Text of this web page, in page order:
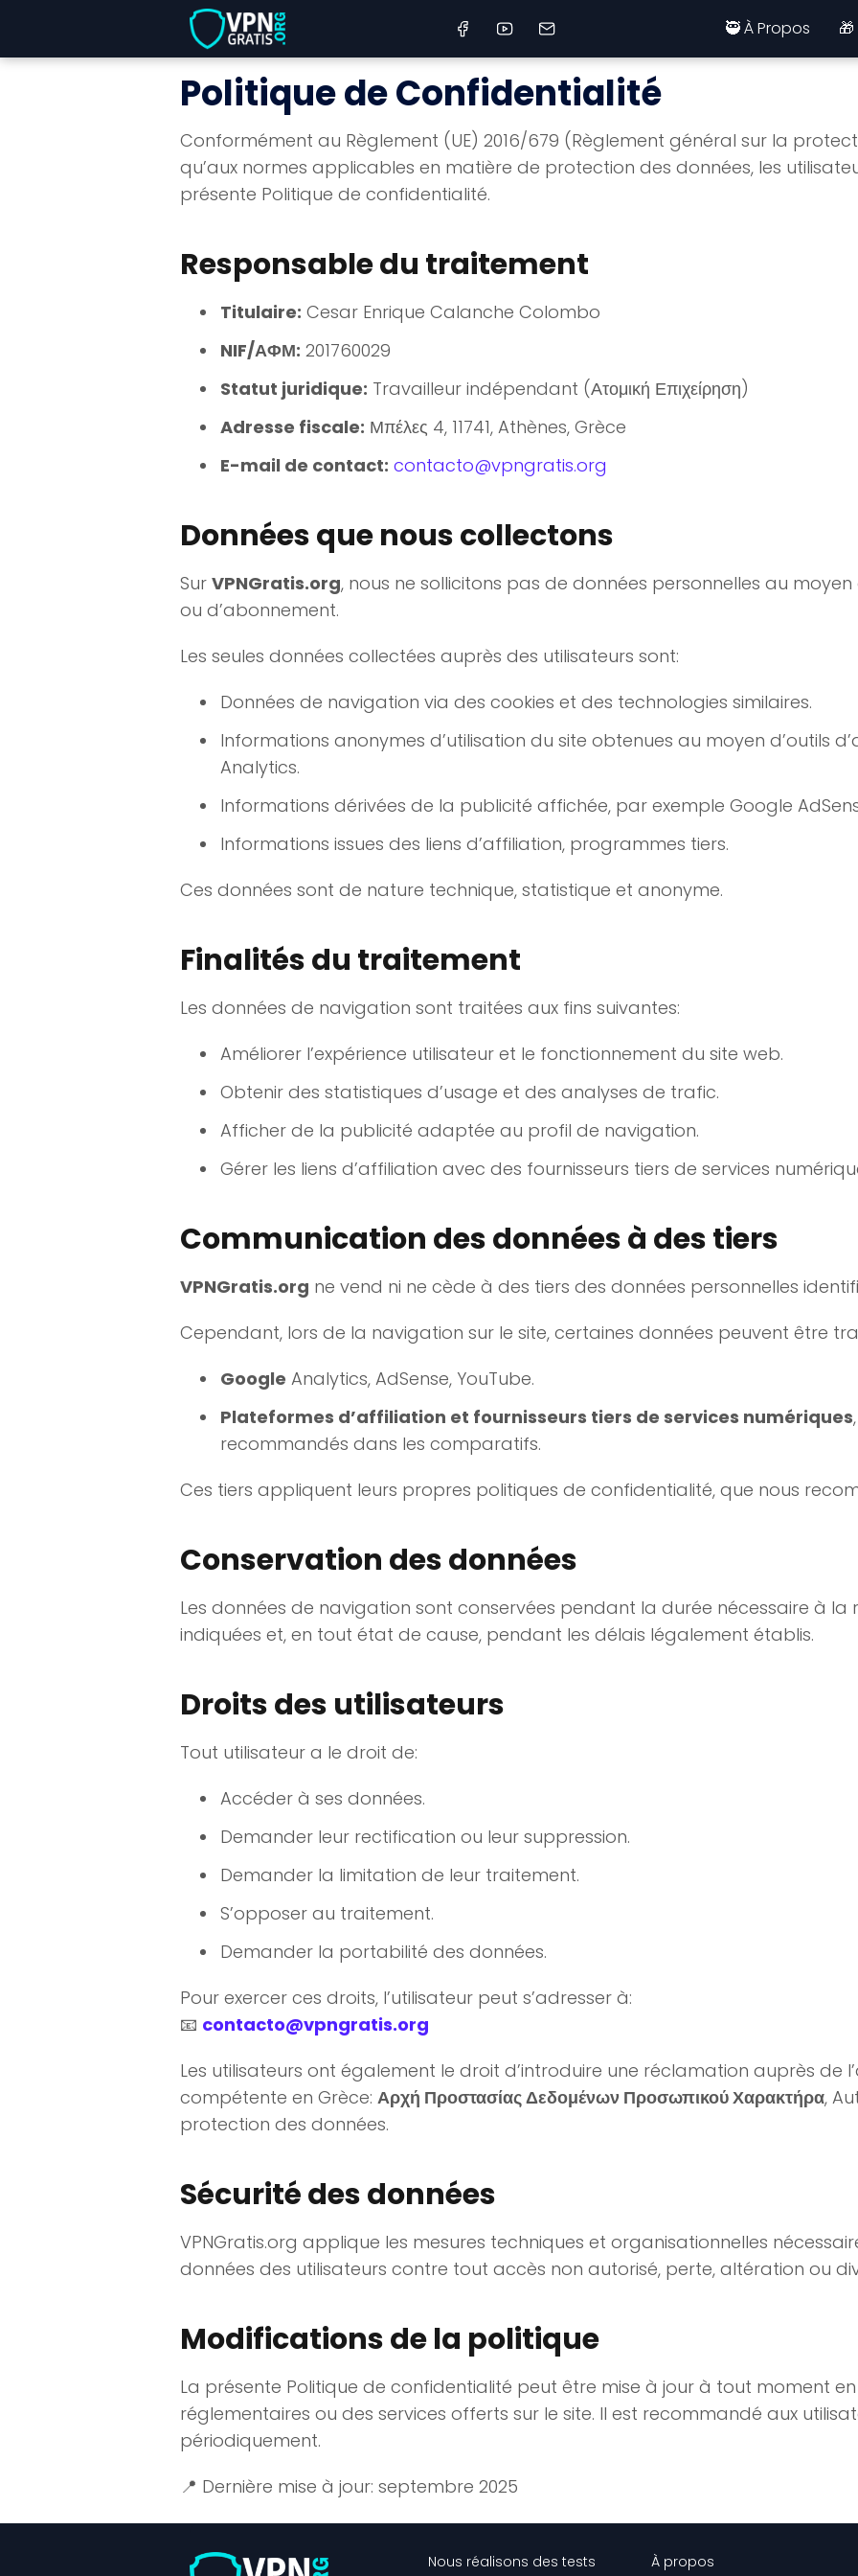
🥷 À Propos
Politique de Confidentialité
Conformément au Règlement (UE) 2016/679 (Règlement général sur la
qu’aux normes applicables en matière de protection des données, les
présente Politique de confidentialité.
Responsable du traitement
Titulaire: Cesar Enrique Calanche Colombo
NIF/ΑΦΜ: 201760029
Statut juridique: Travailleur indépendant (Ατομική Επιχείρηση)
Adresse fiscale: Μπέλες 4, 11741, Athènes, Grèce
E-mail de contact: contacto@vpngratis.org
Données que nous collectons
Sur VPNGratis.org, nous ne sollicitons pas de données personnelles au
ou d’abonnement.
Les seules données collectées auprès des utilisateurs sont:
Données de navigation via des cookies et des technologies similaires.
Informations anonymes d’utilisation du site obtenues au moyen d’outils
Analytics.
Informations dérivées de la publicité affichée, par exemple Google
Informations issues des liens d’affiliation, programmes tiers.
Ces données sont de nature technique, statistique et anonyme.
Finalités du traitement
Les données de navigation sont traitées aux fins suivantes:
Améliorer l’expérience utilisateur et le fonctionnement du site web.
Obtenir des statistiques d’usage et des analyses de trafic.
Afficher de la publicité adaptée au profil de navigation.
Gérer les liens d’affiliation avec des fournisseurs tiers de services
Communication des données à des tiers
VPNGratis.org ne vend ni ne cède à des tiers des données personnelles
Cependant, lors de la navigation sur le site, certaines données peuvent être
Google Analytics, AdSense, YouTube.
Plateformes d’affiliation et fournisseurs tiers de services numériques
recommandés dans les comparatifs.
Ces tiers appliquent leurs propres politiques de confidentialité, que nous
Conservation des données
Les données de navigation sont conservées pendant la durée nécessaire à la
indiquées et, en tout état de cause, pendant les délais légalement établis.
Droits des utilisateurs
Tout utilisateur a le droit de:
Accéder à ses données.
Demander leur rectification ou leur suppression.
Demander la limitation de leur traitement.
S’opposer au traitement.
Demander la portabilité des données.
Pour exercer ces droits, l’utilisateur peut s’adresser à:
📧 contacto@vpngratis.org
Les utilisateurs ont également le droit d’introduire une réclamation auprès de
compétente en Grèce: Αρχή Προστασίας Δεδομένων Προσωπικού Χαρακτήρα,
protection des données.
Sécurité des données
VPNGratis.org applique les mesures techniques et organisationnelles
données des utilisateurs contre tout accès non autorisé, perte, altération ou
Modifications de la politique
La présente Politique de confidentialité peut être mise à jour à tout moment
réglementaires ou des services offerts sur le site. Il est recommandé aux
périodiquement.
📍 Dernière mise à jour: septembre 2025
Nous réalisons des tests
À propos